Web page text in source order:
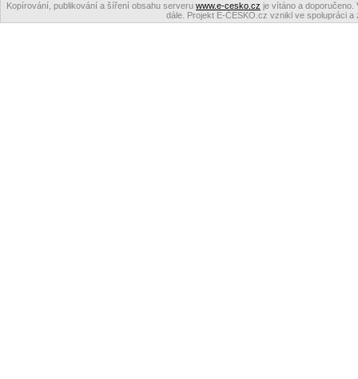
Kopírování, publikování a šíření obsahu serveru www.e-cesko.cz je vítáno a doporučeno.
dále. Projekt E-ČESKO.cz vznikl ve spolupráci